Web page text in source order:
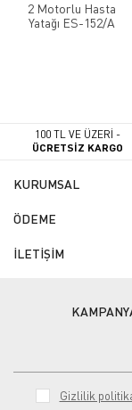
2 Motorlu Hasta
Yatağı ES-152/A
100 TL VE ÜZERİ -
ÜCRETSİZ KARGO
KURUMSAL
ÖDEME
İLETİŞİM
Gizlilik